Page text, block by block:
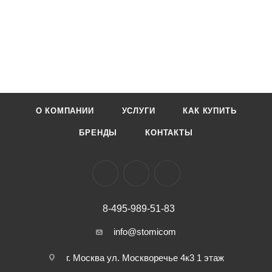
О КОМПАНИИ УСЛУГИ КАК КУПИТЬ
БРЕНДЫ КОНТАКТЫ
8-495-989-51-83
info@stomicom
г. Москва ул. Москворечье 4к3 1 этаж